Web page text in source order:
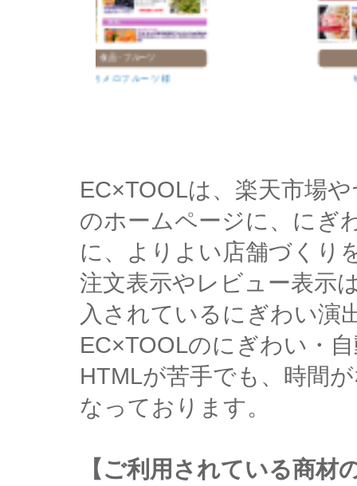
研ちゃん餃子本舗 様
EC×TOOLは、楽天市場
のホームページに、にぎ
に、よりよい店舗づくり
注文表示やレビュー表示
入されているにぎわい演
EC×TOOLのにぎわい・
HTMLが苦手でも、時間
なっております。
【ご利用されている商材